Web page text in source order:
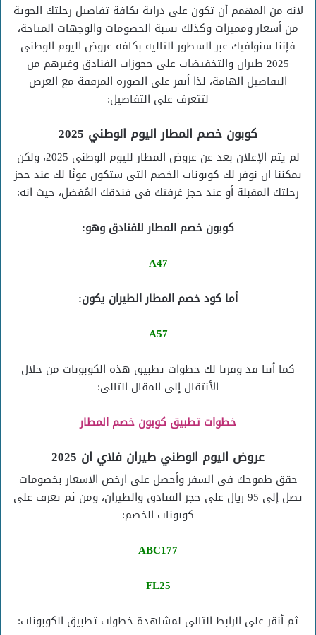
لانه من المهمم أن تكون على دراية بكافة تفاصيل رحلتك الجوية
من أسعار ومميزات وكذلك نسبة الخصومات والوجهات المتاحة،
فإننا سنوافيك عبر السطور التالية بكافة عروض اليوم الوطني
2025 طيران والتخفيضات على حجوزات الفنادق وغيرهم من
التفاصيل الهامة، لذا أنقر على الصورة المرفقة مع العرض
لتتعرف على التفاصيل:
كوبون خصم المطار اليوم الوطني 2025
لم يتم الإعلان بعد عن عروض المطار لليوم الوطني 2025، ولكن
يمكننا ان نوفر لك كوبونات الخصم التى ستكون عونًا لك عند حجز
رحلتك المقبلة أو عند حجز غرفتك فى فندقك المُفضل، حيث انه:
كوبون خصم المطار للفنادق وهو:
A47
أما كود خصم المطار الطيران يكون:
A57
كما أننا قد وفرنا لك خطوات تطبيق هذه الكوبونات من خلال
الأنتقال إلى المقال التالي:
خطوات تطبيق كوبون خصم المطار
عروض اليوم الوطني طيران فلاي ان 2025
حقق طموحك فى السفر وأحصل على ارخص الاسعار بخصومات
تصل إلى 95 ريال على حجز الفنادق والطيران، ومن ثم تعرف على
كوبونات الخصم:
ABC177
FL25
ثم أنقر على الرابط التالي لمشاهدة خطوات تطبيق الكوبونات: